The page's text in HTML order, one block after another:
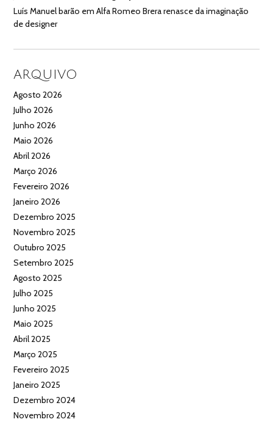
Luís Manuel barão emAlfa Romeo Brera renasce da imaginação
de designer
ARQUIVO
Agosto 2026
Julho 2026
Junho 2026
Maio 2026
Abril 2026
Março 2026
Fevereiro 2026
Janeiro 2026
Dezembro 2025
Novembro 2025
Outubro 2025
Setembro 2025
Agosto 2025
Julho 2025
Junho 2025
Maio 2025
Abril 2025
Março 2025
Fevereiro 2025
Janeiro 2025
Dezembro 2024
Novembro 2024